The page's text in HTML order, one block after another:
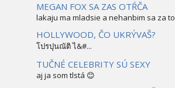
MEGAN FOX SA ZAS OTŔČA
lakaju ma mladsie a nehanbim sa za to
HOLLYWOOD, ČO UKRÝVAŠ?
โปรปุนณัติ ไ&#...
TUČNÉ CELEBRITY SÚ SEXY
aj ja som tlstá 😊